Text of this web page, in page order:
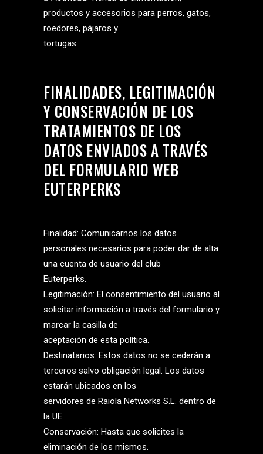
productos y accesorios para perros, gatos,
roedores, pájaros y
tortugas
FINALIDADES, LEGITIMACIÓN
Y CONSERVACIÓN DE LOS
TRATAMIENTOS DE LOS
DATOS ENVIADOS A TRAVÉS
DEL FORMULARIO WEB
EUTERPERKS
Finalidad: Comunicarnos los datos
personales necesarios para poder dar de alta
una cuenta de usuario del club
Euterperks.
Legitimación: El consentimiento del usuario al
solicitar información a través del formulario y
marcar la casilla de
aceptación de esta política.
Destinatarios: Estos datos no se cederán a
terceros salvo obligación legal. Los datos
estarán ubicados en los
servidores de Raiola Networks S.L. dentro de
la UE.
Conservación: Hasta que solicites la
eliminación de los mismos.